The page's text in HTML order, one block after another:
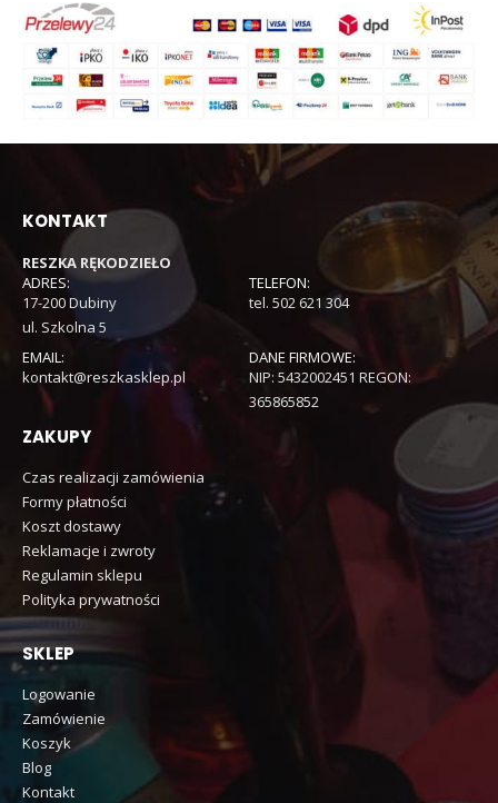
KONTAKT
RESZKA RĘKODZIEŁO
ADRES:
17-200 Dubiny
ul. Szkolna 5
TELEFON:
tel. 502 621 304
EMAIL:
kontakt@reszkasklep.pl
DANE FIRMOWE:
NIP: 5432002451 REGON:
365865852
ZAKUPY
Czas realizacji zamówienia
Formy płatności
Koszt dostawy
Reklamacje i zwroty
Regulamin sklepu
Polityka prywatności
SKLEP
Logowanie
Zamówienie
Koszyk
Blog
Kontakt